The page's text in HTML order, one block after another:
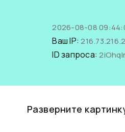
2026-08-08
Ваш IP:
ID запроса:
Разверните